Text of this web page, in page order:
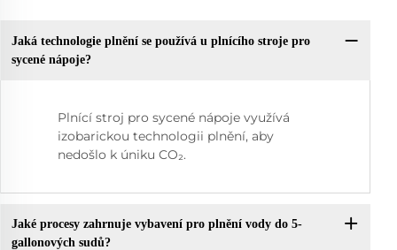
Jaká technologie plnění se používá u plnícího stroje pro
sycené nápoje?
Plnící stroj pro sycené nápoje využívá
izobarickou technologii plnění, aby
nedošlo k úniku CO₂.
Jaké procesy zahrnuje vybavení pro plnění vody do 5-
gallonových sudů?